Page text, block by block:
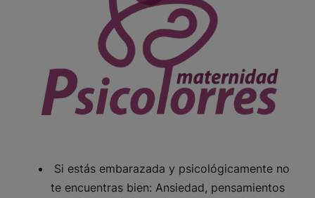
Si estás embarazada y psicológicamente no
te encuentras bien: Ansiedad, pensamientos